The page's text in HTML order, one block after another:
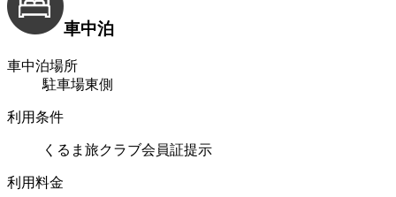
車中泊
車中泊場所
駐車場東側
利用条件
くるま旅クラブ会員証提示
利用料金